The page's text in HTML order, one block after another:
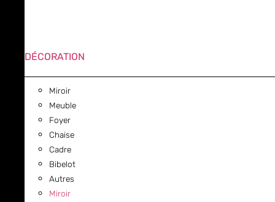
DÉCORATION
Miroir
Meuble
Foyer
Chaise
Cadre
Bibelot
Autres
Miroir